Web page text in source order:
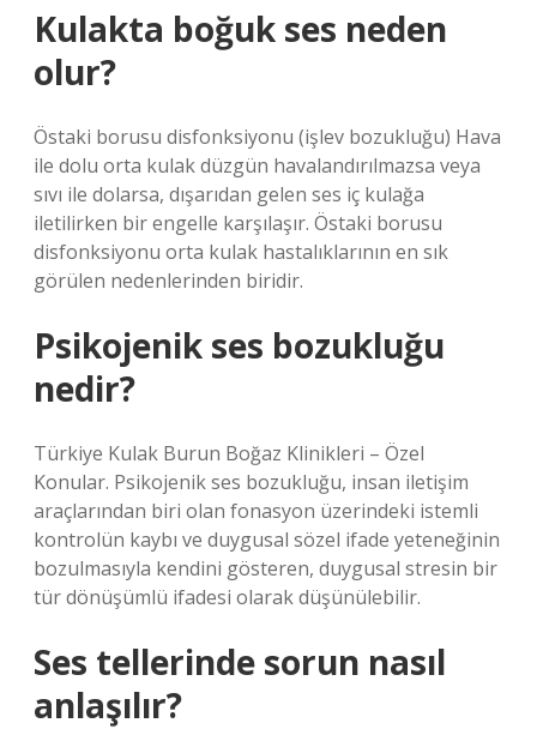
Kulakta boğuk ses neden
olur?
Östaki borusu disfonksiyonu (işlev bozukluğu) Hava
ile dolu orta kulak düzgün havalandırılmazsa veya
sıvı ile dolarsa, dışarıdan gelen ses iç kulağa
iletilirken bir engelle karşılaşır. Östaki borusu
disfonksiyonu orta kulak hastalıklarının en sık
görülen nedenlerinden biridir.
Psikojenik ses bozukluğu
nedir?
Türkiye Kulak Burun Boğaz Klinikleri – Özel
Konular. Psikojenik ses bozukluğu, insan iletişim
araçlarından biri olan fonasyon üzerindeki istemli
kontrolün kaybı ve duygusal sözel ifade yeteneğinin
bozulmasıyla kendini gösteren, duygusal stresin bir
tür dönüşümlü ifadesi olarak düşünülebilir.
Ses tellerinde sorun nasıl
anlaşılır?